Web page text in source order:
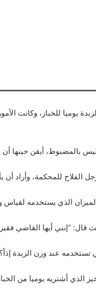
يوميا للخباز، وكانت
بالمضبوط، أيقن حينها
الفلاح للمحكمة، وأراد
الذي يستخدمه لقياس
“إنني أيها القاضي فقير
تستخدمه عند وزن الزبدة
الذي أشتريه يوميا من